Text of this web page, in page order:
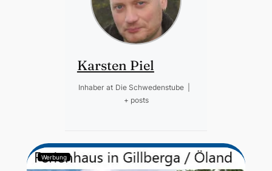
Karsten Piel
Inhaber at Die Schwedenstube
+ posts
Werbung